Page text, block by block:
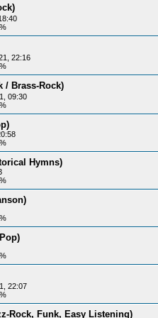
22:16
/ Brass-Rock)
09:30
Hymns)
22:07
Rock, Funk, Easy Listening)